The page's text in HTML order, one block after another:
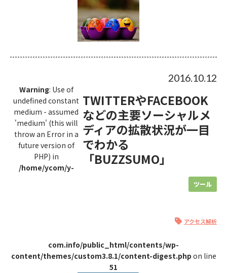
2016.10.12
TWITTERやFACEBOOK
などの主要ソーシャルメ
ディアの拡散状況が一目
でわかる
「BUZZSUMO」
ツール
アクセス解析
Warning: Use of
undefined constant
medium - assumed
'medium' (this will
throw an Error in a
future version of
PHP) in
/home/ycom/y-
com.info/public_html/contents/wp-
content/themes/custom3.8.1/content-digest.php on line
51